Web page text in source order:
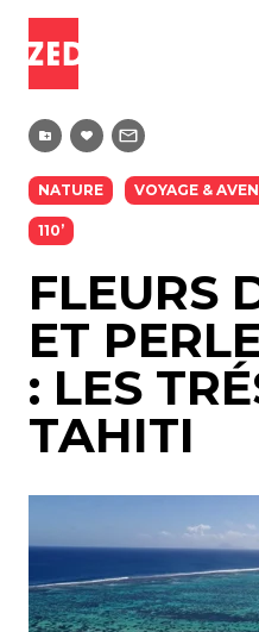
NATURE VOYAGE &
110’
FLEURS
ET
: LES
TAHITI